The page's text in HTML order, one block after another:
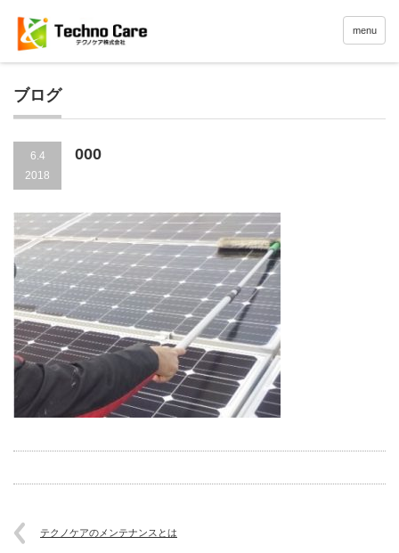
menu
ブログ
6.4
2018
000
テクノケアのメンテナンスとは